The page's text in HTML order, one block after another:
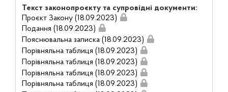
Текст законопроєкту та супровідні документи:
Проєкт Закону (18.09.2023)
Подання (18.09.2023)
Пояснювальна записка (18.09.2023)
Порівняльна таблиця (18.09.2023)
Порівняльна таблиця (18.09.2023)
Порівняльна таблиця (18.09.2023)
Порівняльна таблиця (18.09.2023)